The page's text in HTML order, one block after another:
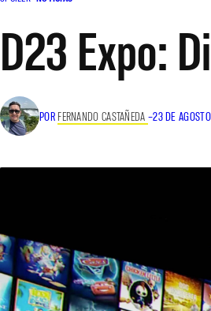
D23 Expo:
POR FERNANDO CASTAÑEDA –23 DE